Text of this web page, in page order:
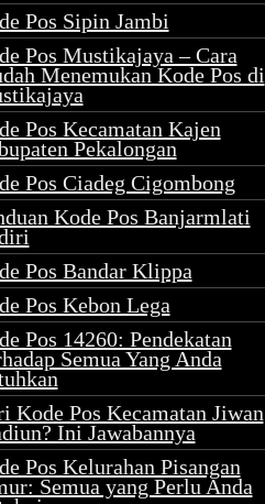
Pos Sipin Jambi
Pos Mustikajaya – Cara
Menemukan Kode Pos di
Pos Kecamatan Kajen
Pekalongan
Pos Ciadeg Cigombong
Kode Pos Banjarmlati
Pos Bandar Klippa
Pos Kebon Lega
Pos 14260: Pendekatan
Semua Yang Anda
Kode Pos Kecamatan Jiwan
Ini Jawabannya
Pos Kelurahan Pisangan
Semua yang Perlu Anda